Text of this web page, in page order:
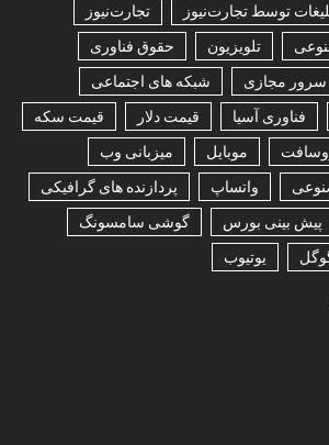
توسط تجارت‌نیوز
تجارت‌نیوز
تلویزیون
حقوق فناوری
سرور مجازی
شبکه های اجتماعی
فناوری آسیا قیمت دلار
قیمت سکه
موبایل
میزبانی وب
واتساپ
پردازنده های گرافیکی
پیش بینی بورس
گوشی سامسونگ
یوتیوب